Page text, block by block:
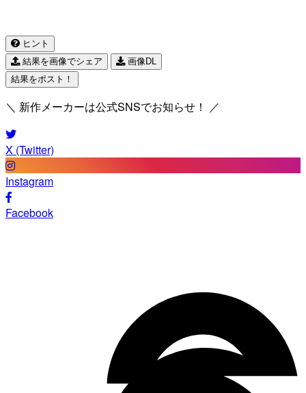
ヒント
結果を画像でシェア
画像DL
結果をポスト！
＼ 新作メーカーは公式SNSでお知らせ！ ／
X (Twitter)
Instagram
Facebook